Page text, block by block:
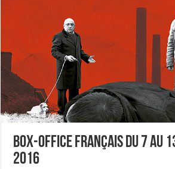
Box-office français du 7 au
2016